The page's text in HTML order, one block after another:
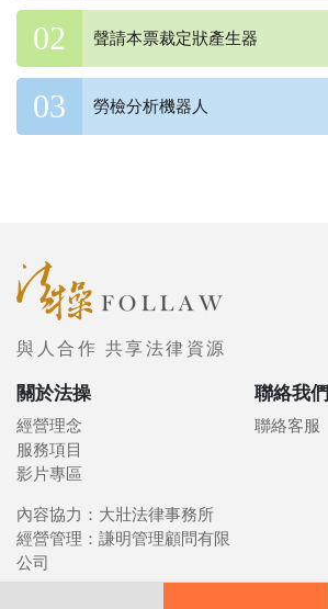
聲請本票裁定狀產生器
勞檢分析機器人
與人合作 共享法律資源
關於法操
經營理念
服務項目
影片專區
聯絡我們
聯絡客服
內容協力：大壯法律事務所
經營管理：謙明管理顧問有限
公司